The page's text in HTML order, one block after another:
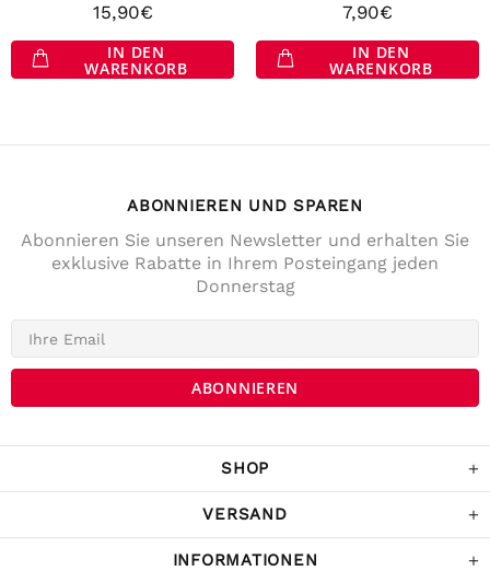
15,90€
IN DEN
WARENKORB
7,90€
IN DEN
WARENKORB
SHOP
VERSAND
INFORMATIONEN
ABONNIEREN UND SPAREN
Abonnieren Sie unseren Newsletter und erhalten Sie
exklusive Rabatte in Ihrem Posteingang jeden
Donnerstag
Bewertungen
Anonym
Verifizierter Kunde
Die Lieferung war prompt und schnell. Der
War Tage darauf auch im Geschäft und
habe noch ein paar Sachen gekaufrt.
Teilen
Twitter